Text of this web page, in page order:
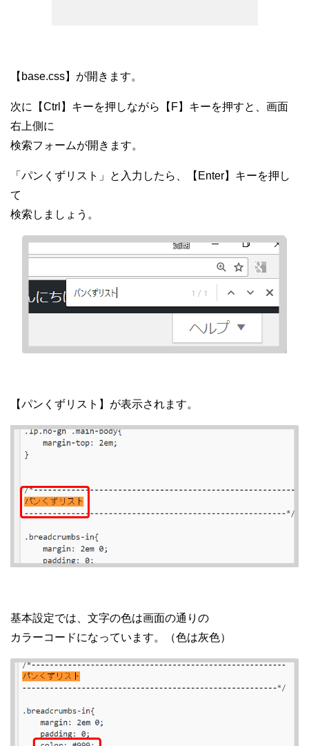
【base.css】が開きます。
次に【Ctrl】キーを押しながら【F】キーを押すと、画面
右上側に
検索フォームが開きます。
「パンくずリスト」と入力したら、【Enter】キーを押し
て
検索しましょう。
【パンくずリスト】が表示されます。
基本設定では、文字の色は画面の通りの
カラーコードになっています。（色は灰色）